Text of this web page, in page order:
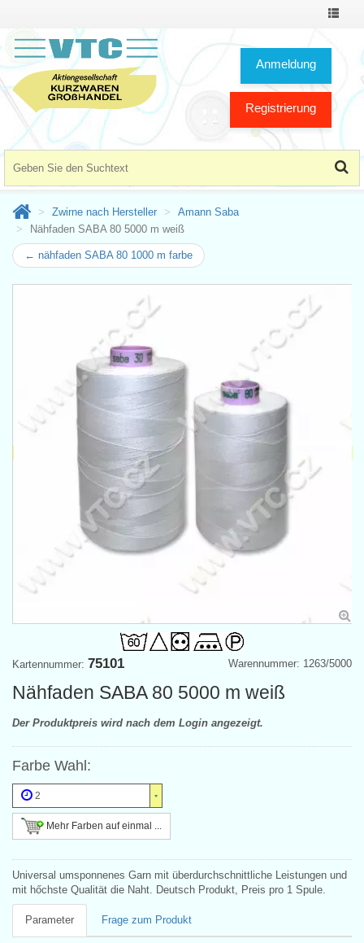
Toggle
Anmeldung
Registrierung
Zwirne nach Hersteller
Amann Saba
Nähfaden SABA 80 5000 m weiß
← nähfaden SABA 80 1000 m farbe
Warennummer: 1263/5000
Kartennummer: 75101
Nähfaden SABA 80 5000 m weiß
Der Produktpreis wird nach dem Login angezeigt.
Farbe Wahl:
2
Mehr Farben auf einmal ...
Universal umsponnenes Garn mit überdurchschnittliche Leistungen und
mit hőchste Qualität die Naht. Deutsch Produkt, Preis pro 1 Spule.
Parameter Frage zum Produkt